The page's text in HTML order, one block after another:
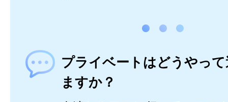
プライベートはどうやっ
ますか？